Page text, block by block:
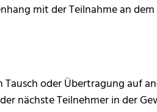
mit der Teilnahme an
oder Übertragung auf
nächste Teilnehmer in der